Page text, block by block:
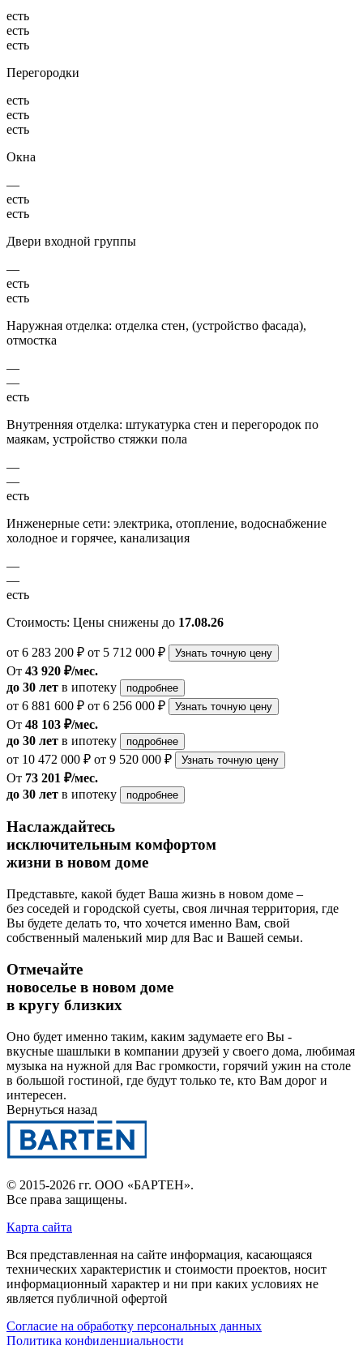
есть
есть
есть
Перегородки
есть
есть
есть
Окна
—
есть
есть
Двери входной группы
—
есть
есть
Наружная отделка: отделка стен, (устройство фасада),
отмостка
—
—
есть
Внутренняя отделка: штукатурка стен и перегородок по
маякам, устройство стяжки пола
—
—
есть
Инженерные сети: электрика, отопление, водоснабжение
холодное и горячее, канализация
—
—
есть
Стоимость: Цены снижены до 17.08.26
от 6 283 200 ₽ от 5 712 000 ₽ Узнать точную цену
От 43 920 ₽/мес.
до 30 лет в ипотеку подробнее
от 6 881 600 ₽ от 6 256 000 ₽ Узнать точную цену
От 48 103 ₽/мес.
до 30 лет в ипотеку подробнее
от 10 472 000 ₽ от 9 520 000 ₽ Узнать точную цену
От 73 201 ₽/мес.
до 30 лет в ипотеку подробнее
Наслаждайтесь
исключительным комфортом
жизни в новом доме
Представьте, какой будет Ваша жизнь в новом доме –
без соседей и городской суеты, своя личная территория, где
Вы будете делать то, что хочется именно Вам, свой
собственный маленький мир для Вас и Вашей семьи.
Отмечайте
новоселье в новом доме
в кругу близких
Оно будет именно таким, каким задумаете его Вы -
вкусные шашлыки в компании друзей у своего дома, любимая
музыка на нужной для Вас громкости, горячий ужин на столе
в большой гостиной, где будут только те, кто Вам дорог и
интересен.
Вернуться назад
© 2015-2026 гг. ООО «БАРТЕН».
Все права защищены.
Карта сайта
Вся представленная на сайте информация, касающаяся
технических характеристик и стоимости проектов, носит
информационный характер и ни при каких условиях не
является публичной офертой
Согласие на обработку персональных данных
Политика конфиденциальности